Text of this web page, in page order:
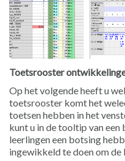
Toetsrooster
Op het volgende heeft u
toetsrooster komt het
toetsen hebben in het
kunt u in de tooltip van
leerlingen een botsing
ingewikkeld te doen om